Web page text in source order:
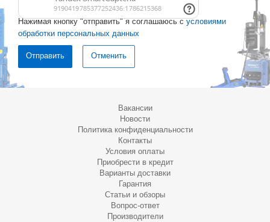
Нажимая кнопку "отправить" я соглашаюсь с условиями
обработки персональных данных
Отменить
Вакансии
Новости
Политика конфиденциальности
Контакты
Условия оплаты
Приобрести в кредит
Варианты доставки
Гарантия
Статьи и обзоры
Вопрос-ответ
Производители